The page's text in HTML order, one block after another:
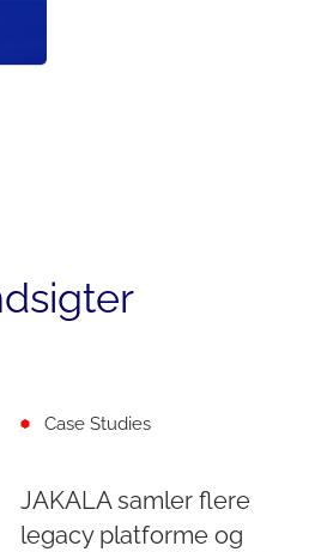
Case Studies
JAKALA samler flere
legacy platforme og